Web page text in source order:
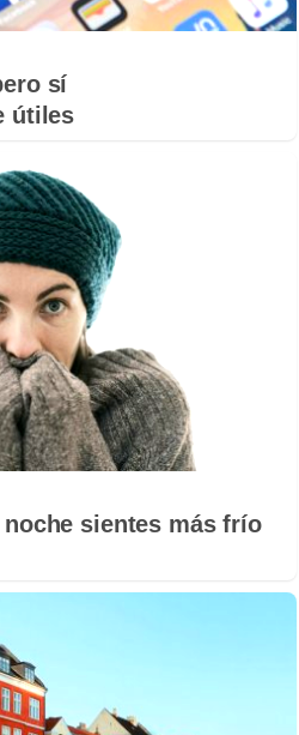
sí
útiles
sientes más frío